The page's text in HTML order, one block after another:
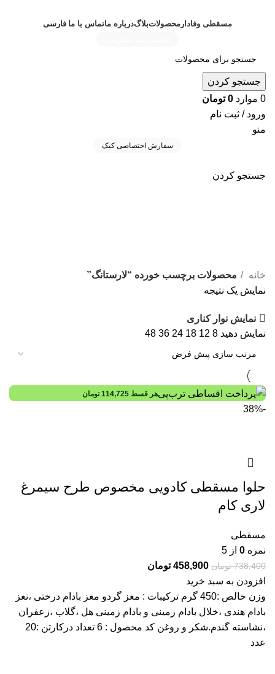
مسقطی وفادار محصولاتبلاگدرباره ماتماس با ما فارسی
جستجو کردن
0 موارد 0 تومان
ورود / ثبت نام
منو
سفارش اختصاصی کیک
جستجو کردن
خانه
محصولات برچسب خورده “لارستانگ”
نمایش یک نتیجه
نمایش نوار کناری
نمایش دهید 8
12
18
24
36
48
هر قسط 114,725 تومان
-38%
حلوا مسقطی کادویی مخصوص طرح سیمرغ
لاری کام
مسقطی
نمره 0 از 5
738,400 تومان 458,900 تومان
افزودن به سبد خرید
وزن خالص :450 گرم ترکیبات : مغز گردو مغز بادام درختی ،نغز
بادام هندی ،خلال بادام زمینی و بادام زمینی هل ،گلاب ،زعفران
،نشاسته گندم.شکر و روغن کد محصول : 6 تعداد درکارتن :20
عدد